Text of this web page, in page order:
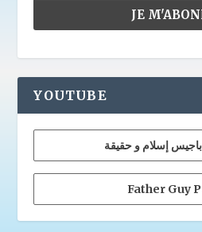
YOUTUBE
إسلام و حقيقة
Father Guy